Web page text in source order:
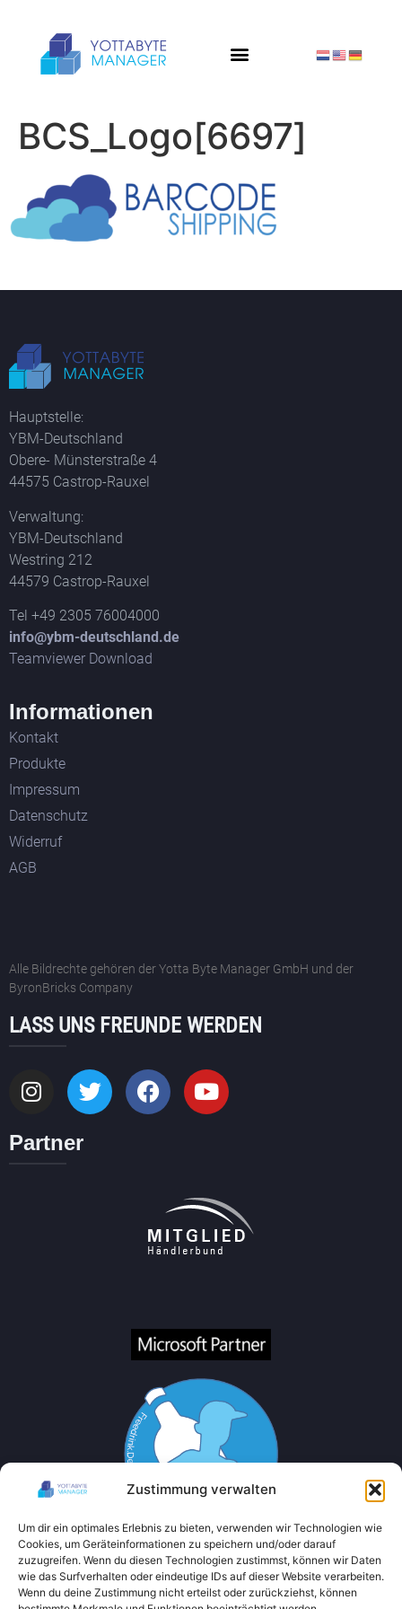
Zustimmung verwalten
Um dir ein optimales Erlebnis zu bieten, verwenden wir Technologien wie
Cookies, um Geräteinformationen zu speichern und/oder darauf
zuzugreifen. Wenn du diesen Technologien zustimmst, können wir Daten
wie das Surfverhalten oder eindeutige IDs auf dieser Website verarbeiten.
Wenn du deine Zustimmung nicht erteilst oder zurückziehst, können
BCS_Logo[6697]
Hauptstelle:
YBM-Deutschland
Obere- Münsterstraße 4
44575 Castrop-Rauxel
Verwaltung:
YBM-Deutschland
Westring 212
44579 Castrop-Rauxel
Tel +49 2305 76004000
info@ybm-deutschland.de
Teamviewer Download
Informationen
Kontakt
Produkte
Impressum
Datenschutz
Widerruf
AGB
Alle Bildrechte gehören der Yotta Byte Manager GmbH und der
ByronBricks Company
LASS UNS FREUNDE WERDEN
Partner